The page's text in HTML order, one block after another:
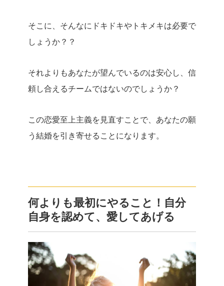
そこに、そんなにドキドキやトキメキは必要で
しょうか？？
それよりもあなたが望んでいるのは安心し、信
頼し合えるチームではないのでしょうか？
この恋愛至上主義を見直すことで、あなたの願
う結婚を引き寄せることになります。
何よりも最初にやること！自分
自身を認めて、愛してあげる